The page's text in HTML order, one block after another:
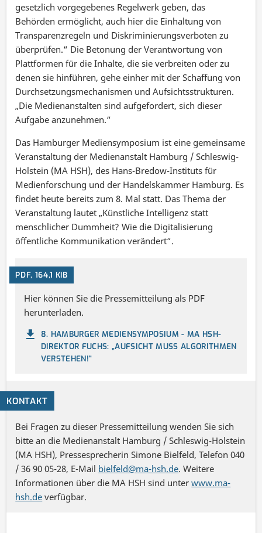
gesetzlich vorgegebenes Regelwerk geben, das
Behörden ermöglicht, auch hier die Einhaltung von
Transparenzregeln und Diskriminierungsverboten zu
überprüfen.“ Die Betonung der Verantwortung von
Plattformen für die Inhalte, die sie verbreiten oder zu
denen sie hinführen, gehe einher mit der Schaffung von
Durchsetzungsmechanismen und Aufsichtsstrukturen.
„Die Medienanstalten sind aufgefordert, sich dieser
Aufgabe anzunehmen.“
Das Hamburger Mediensymposium ist eine gemeinsame
Veranstaltung der Medienanstalt Hamburg / Schleswig-
Holstein (MA HSH), des Hans-Bredow-Instituts für
Medienforschung und der Handelskammer Hamburg. Es
findet heute bereits zum 8. Mal statt. Das Thema der
Veranstaltung lautet „Künstliche Intelligenz statt
menschlicher Dummheit? Wie die Digitalisierung
öffentliche Kommunikation verändert“.
PDF, 164,1 KIB
Hier können Sie die Pressemitteilung als PDF
herunterladen.
8. HAMBURGER MEDIENSYMPOSIUM - MA HSH-
DIREKTOR FUCHS: „AUFSICHT MUSS ALGORITHMEN
VERSTEHEN!“
KONTAKT
Bei Fragen zu dieser Pressemitteilung wenden Sie sich
bitte an die Medienanstalt Hamburg / Schleswig-Holstein
(MA HSH), Pressesprecherin Simone Bielfeld, Telefon 040
/ 36 90 05-28, E-Mail bielfeld@ma-hsh.de. Weitere
Informationen über die MA HSH sind unterwww.ma-
hsh.de verfügbar.